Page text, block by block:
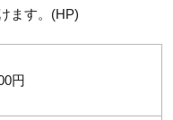
ます。(HP)
円